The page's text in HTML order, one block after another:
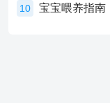
10 宝宝喂养指南